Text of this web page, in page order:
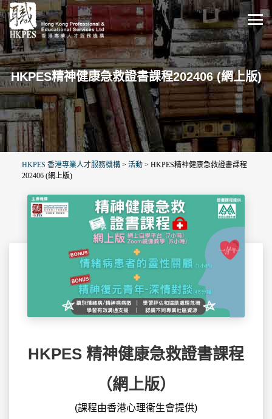
HKPES精神健康急救證書課程202406 (網上版)
HKPES 香港專業人才服務機構 > 活動 > HKPES精神健康急救證書課程
202406 (網上版)
HKPES 精神健康急救證書課程
（網上版）
(課程由香港心理衞生會提供)